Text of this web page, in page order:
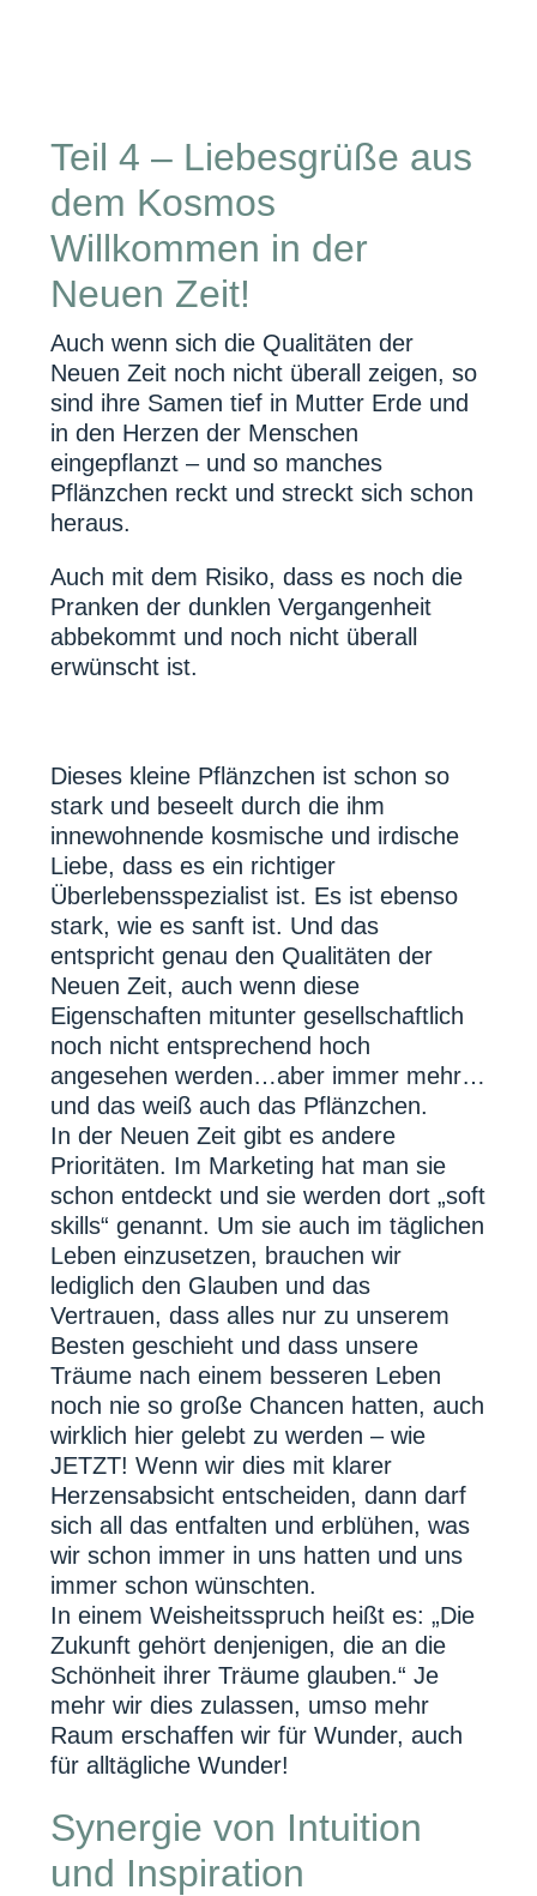
Teil 4 – Liebesgrüße aus
dem Kosmos
Willkommen in der
Neuen Zeit!
Auch wenn sich die Qualitäten der
Neuen Zeit noch nicht überall zeigen, so
sind ihre Samen tief in Mutter Erde und
in den Herzen der Menschen
eingepflanzt – und so manches
Pflänzchen reckt und streckt sich schon
heraus.
Auch mit dem Risiko, dass es noch die
Pranken der dunklen Vergangenheit
abbekommt und noch nicht überall
erwünscht ist.
Dieses kleine Pflänzchen ist schon so
stark und beseelt durch die ihm
innewohnende kosmische und irdische
Liebe, dass es ein richtiger
Überlebensspezialist ist. Es ist ebenso
stark, wie es sanft ist. Und das
entspricht genau den Qualitäten der
Neuen Zeit, auch wenn diese
Eigenschaften mitunter gesellschaftlich
noch nicht entsprechend hoch
angesehen werden…aber immer mehr…
und das weiß auch das Pflänzchen.
In der Neuen Zeit gibt es andere
Prioritäten. Im Marketing hat man sie
schon entdeckt und sie werden dort „soft
skills“ genannt. Um sie auch im täglichen
Leben einzusetzen, brauchen wir
lediglich den Glauben und das
Vertrauen, dass alles nur zu unserem
Besten geschieht und dass unsere
Träume nach einem besseren Leben
noch nie so große Chancen hatten, auch
wirklich hier gelebt zu werden – wie
JETZT! Wenn wir dies mit klarer
Herzensabsicht entscheiden, dann darf
sich all das entfalten und erblühen, was
wir schon immer in uns hatten und uns
immer schon wünschten.
In einem Weisheitsspruch heißt es: „Die
Zukunft gehört denjenigen, die an die
Schönheit ihrer Träume glauben.“ Je
mehr wir dies zulassen, umso mehr
Raum erschaffen wir für Wunder, auch
für alltägliche Wunder!
Synergie von Intuition
und Inspiration